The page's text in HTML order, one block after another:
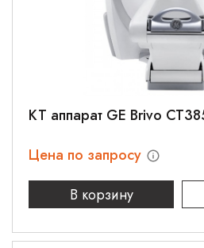
КТ аппарат GE Brivo
Цена по запросу
В корзину